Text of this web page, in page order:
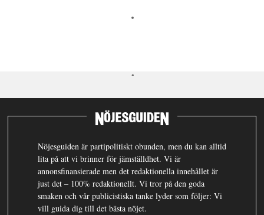
Nöjesguiden är partipolitiskt obunden, men du kan alltid
lita på att vi brinner för jämställdhet. Vi är
annonsfinansierade men det redaktionella innehållet är
just det – 100% redaktionellt. Vi tror på den goda
smaken och vår publicistiska tanke lyder som följer: Vi
vill guida dig till det bästa nöjet.